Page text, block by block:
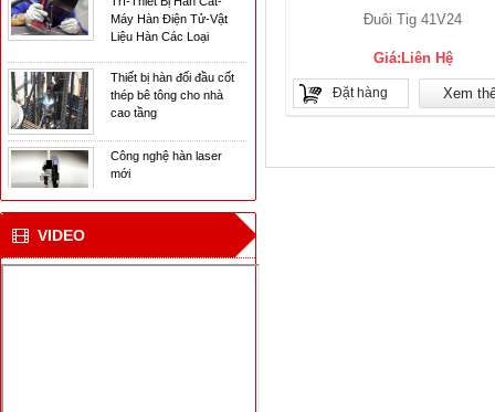
Liệu Hàn Các Loại
cao tầng
VIDEO
Đuôi Tig 41V24
Giá:Liên Hệ
Đặt hàng Xem